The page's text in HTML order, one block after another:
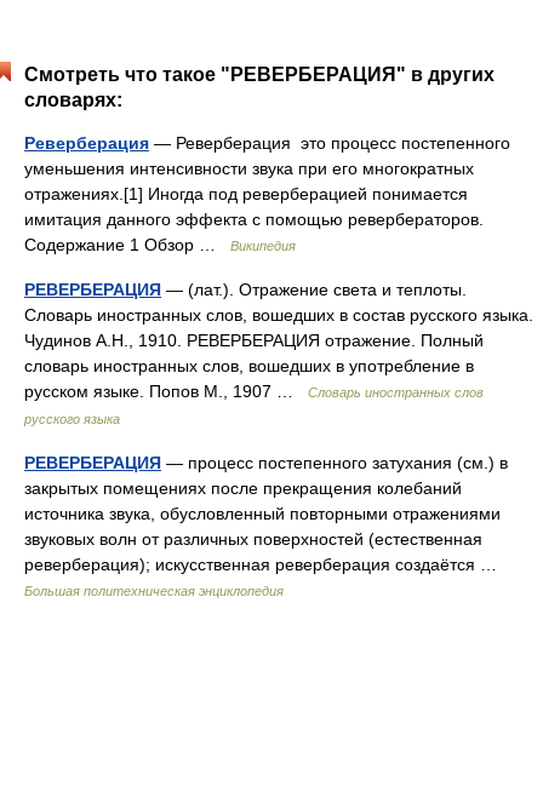
Смотреть что такое "РЕВЕРБЕРАЦИЯ" в других
словарях:
Реверберация — Реверберация это процесс постепенного
уменьшения интенсивности звука при его многократных
отражениях.[1] Иногда под реверберацией понимается
имитация данного эффекта с помощью ревербераторов.
Содержание 1 Обзор …
Википедия
РЕВЕРБЕРАЦИЯ — (лат.). Отражение света и теплоты.
Словарь иностранных слов, вошедших в состав русского языка.
Чудинов А.Н., 1910. РЕВЕРБЕРАЦИЯ отражение. Полный
словарь иностранных слов, вошедших в употребление в
русском языке. Попов М., 1907 …
Словарь иностранных слов
русского языка
РЕВЕРБЕРАЦИЯ — процесс постепенного затухания (см.) в
закрытых помещениях после прекращения колебаний
источника звука, обусловленный повторными отражениями
звуковых волн от различных поверхностей (естественная
реверберация); искусственная реверберация создаётся …
Большая политехническая энциклопедия